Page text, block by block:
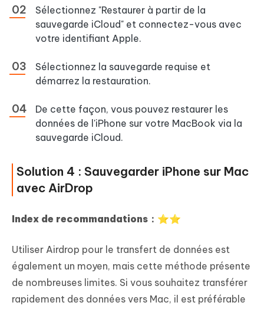
Sélectionnez "Restaurer à partir de la
sauvegarde iCloud" et connectez-vous avec
votre identifiant Apple.
Sélectionnez la sauvegarde requise et
démarrez la restauration.
De cette façon, vous pouvez restaurer les
données de l'iPhone sur votre MacBook via la
sauvegarde iCloud.
Solution 4 : Sauvegarder iPhone sur Mac
avec AirDrop
Index de recommandations：⭐⭐
Utiliser Airdrop pour le transfert de données est
également un moyen, mais cette méthode présente
de nombreuses limites. Si vous souhaitez transférer
rapidement des données vers Mac, il est préférable